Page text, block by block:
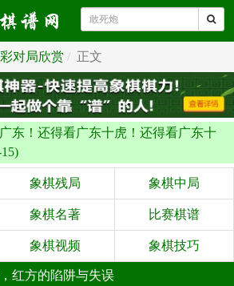
对局欣赏 正文
东！还得看广东十虎！还得看广东十
象棋残局 象棋中局
象棋名著 比赛棋谱
象棋视频 象棋技巧
红方的陷阱与失误